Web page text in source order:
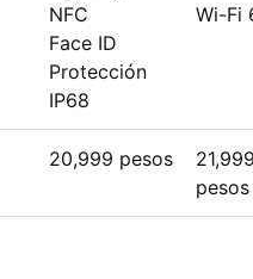
NFC
Face ID
Protección
IP68
Wi-Fi
20,999 pesos
pesos